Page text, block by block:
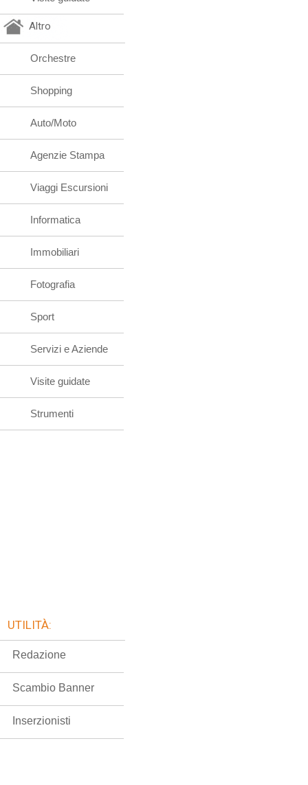
Altro
Orchestre
Shopping
Auto/Moto
Agenzie Stampa
Viaggi Escursioni
Informatica
Immobiliari
Fotografia
Sport
Servizi e Aziende
Visite guidate
Strumenti
UTILITÀ:
Redazione
Scambio Banner
Inserzionisti